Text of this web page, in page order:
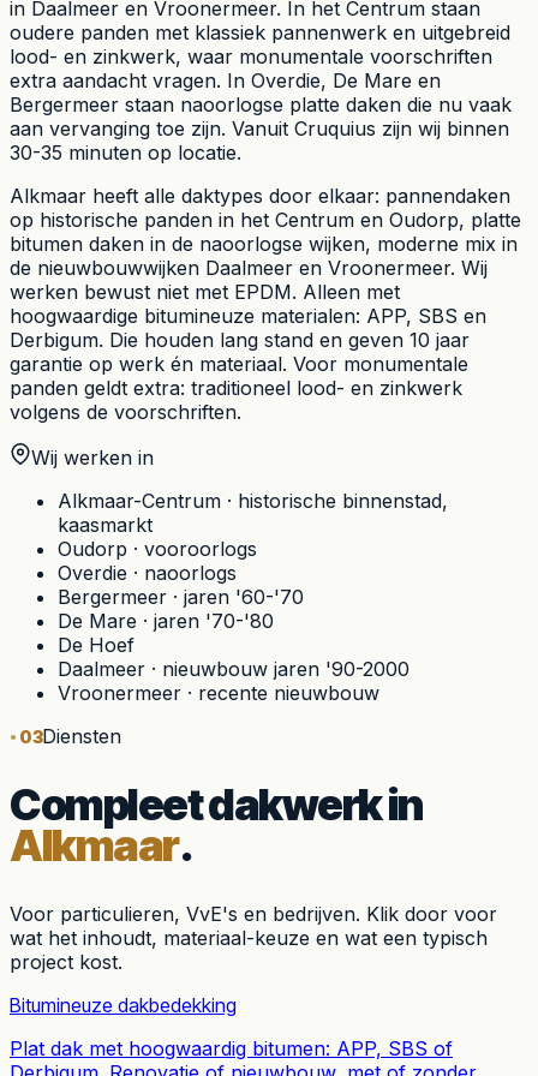
in Daalmeer en Vroonermeer. In het Centrum staan
oudere panden met klassiek pannenwerk en uitgebreid
lood- en zinkwerk, waar monumentale voorschriften
extra aandacht vragen. In Overdie, De Mare en
Bergermeer staan naoorlogse platte daken die nu vaak
aan vervanging toe zijn. Vanuit Cruquius zijn wij binnen
30-35 minuten op locatie.
Alkmaar heeft alle daktypes door elkaar: pannendaken
op historische panden in het Centrum en Oudorp, platte
bitumen daken in de naoorlogse wijken, moderne mix in
de nieuwbouwwijken Daalmeer en Vroonermeer. Wij
werken bewust niet met EPDM. Alleen met
hoogwaardige bitumineuze materialen: APP, SBS en
Derbigum. Die houden lang stand en geven 10 jaar
garantie op werk én materiaal. Voor monumentale
panden geldt extra: traditioneel lood- en zinkwerk
volgens de voorschriften.
Wij werken in
Alkmaar-Centrum · historische binnenstad,
kaasmarkt
Oudorp · vooroorlogs
Overdie · naoorlogs
Bergermeer · jaren '60-'70
De Mare · jaren '70-'80
De Hoef
Daalmeer · nieuwbouw jaren '90-2000
Vroonermeer · recente nieuwbouw
03Diensten
Compleet dakwerk in
Alkmaar.
Voor particulieren, VvE's en bedrijven. Klik door voor
wat het inhoudt, materiaal-keuze en wat een typisch
project kost.
Bitumineuze dakbedekking
Plat dak met hoogwaardig bitumen: APP, SBS of